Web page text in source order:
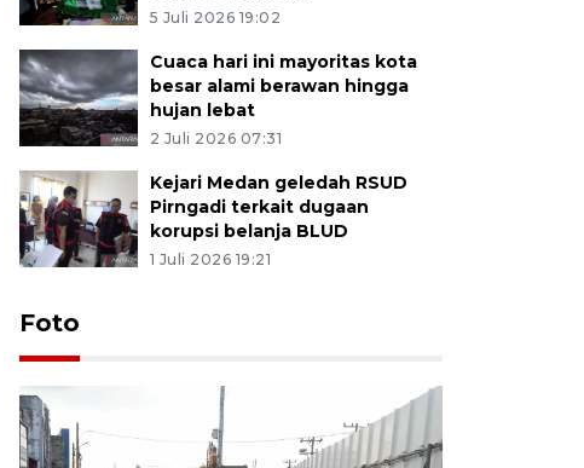
5 Juli 2026 19:02
Cuaca hari ini mayoritas kota
besar alami berawan hingga
hujan lebat
2 Juli 2026 07:31
Kejari Medan geledah RSUD
Pirngadi terkait dugaan
korupsi belanja BLUD
1 Juli 2026 19:21
Foto